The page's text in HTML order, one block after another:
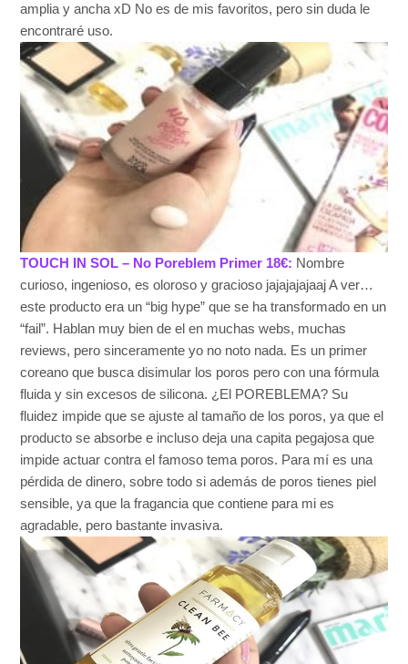
amplia y ancha xD No es de mis favoritos, pero sin duda le
encontraré uso.
TOUCH IN SOL – No Poreblem Primer 18€: Nombre
curioso, ingenioso, es oloroso y gracioso jajajajajaaj A ver…
este producto era un “big hype” que se ha transformado en un
“fail”. Hablan muy bien de el en muchas webs, muchas
reviews, pero sinceramente yo no noto nada. Es un primer
coreano que busca disimular los poros pero con una fórmula
fluida y sin excesos de silicona. ¿El POREBLEMA? Su
fluidez impide que se ajuste al tamaño de los poros, ya que el
producto se absorbe e incluso deja una capita pegajosa que
impide actuar contra el famoso tema poros. Para mí es una
pérdida de dinero, sobre todo si además de poros tienes piel
sensible, ya que la fragancia que contiene para mi es
agradable, pero bastante invasiva.